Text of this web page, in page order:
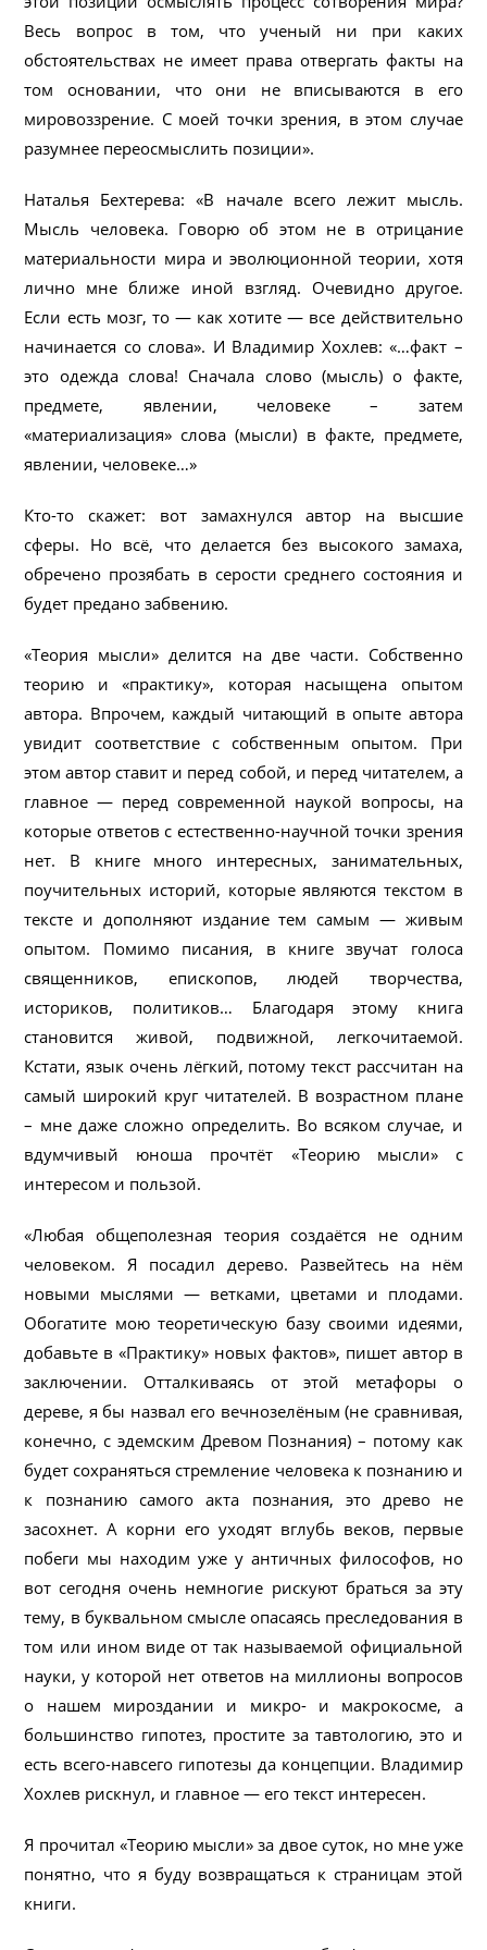
Весь вопрос в том, что ученый ни при каких
обстоятельствах не имеет права отвергать факты на
том основании, что они не вписываются в его
мировоззрение. С моей точки зрения, в этом случае
разумнее переосмыслить позиции».
Наталья Бехтерева: «В начале всего лежит мысль.
Мысль человека. Говорю об этом не в отрицание
материальности мира и эволюционной теории, хотя
лично мне ближе иной взгляд. Очевидно другое.
Если есть мозг, то — как хотите — все действительно
начинается со слова». И Владимир Хохлев: «…факт –
это одежда слова! Сначала слово (мысль) о факте,
предмете, явлении, человеке – затем
«материализация» слова (мысли) в факте, предмете,
явлении, человеке…»
Кто-то скажет: вот замахнулся автор на высшие
сферы. Но всё, что делается без высокого замаха,
обречено прозябать в серости среднего состояния и
будет предано забвению.
«Теория мысли» делится на две части. Собственно
теорию и «практику», которая насыщена опытом
автора. Впрочем, каждый читающий в опыте автора
увидит соответствие с собственным опытом. При
этом автор ставит и перед собой, и перед читателем, а
главное — перед современной наукой вопросы, на
которые ответов с естественно-научной точки зрения
нет. В книге много интересных, занимательных,
поучительных историй, которые являются текстом в
тексте и дополняют издание тем самым — живым
опытом. Помимо писания, в книге звучат голоса
священников, епископов, людей творчества,
историков, политиков… Благодаря этому книга
становится живой, подвижной, легкочитаемой.
Кстати, язык очень лёгкий, потому текст рассчитан на
самый широкий круг читателей. В возрастном плане
– мне даже сложно определить. Во всяком случае, и
вдумчивый юноша прочтёт «Теорию мысли» с
интересом и пользой.
«Любая общеполезная теория создаётся не одним
человеком. Я посадил дерево. Развейтесь на нём
новыми мыслями — ветками, цветами и плодами.
Обогатите мою теоретическую базу своими идеями,
добавьте в «Практику» новых фактов», пишет автор в
заключении. Отталкиваясь от этой метафоры о
дереве, я бы назвал его вечнозелёным (не сравнивая,
конечно, с эдемским Древом Познания) – потому как
будет сохраняться стремление человека к познанию и
к познанию самого акта познания, это древо не
засохнет. А корни его уходят вглубь веков, первые
побеги мы находим уже у античных философов, но
вот сегодня очень немногие рискуют браться за эту
тему, в буквальном смысле опасаясь преследования в
том или ином виде от так называемой официальной
науки, у которой нет ответов на миллионы вопросов
о нашем мироздании и микро- и макрокосме, а
большинство гипотез, простите за тавтологию, это и
есть всего-навсего гипотезы да концепции. Владимир
Хохлев рискнул, и главное — его текст интересен.
Я прочитал «Теорию мысли» за двое суток, но мне уже
понятно, что я буду возвращаться к страницам этой
книги.